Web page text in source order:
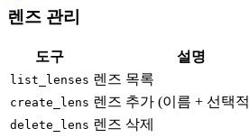
렌즈 관리
도구 설명
list_lenses 렌즈 목록
create_lens 렌즈 추가 (이름 + 선택
delete_lens 렌즈 삭제